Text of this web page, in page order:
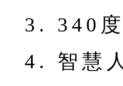
3. 340
4. 智慧